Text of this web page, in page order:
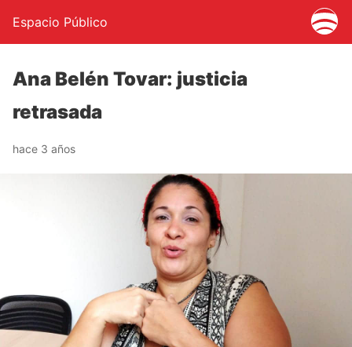
Espacio Público
Ana Belén Tovar: justicia
retrasada
hace 3 años